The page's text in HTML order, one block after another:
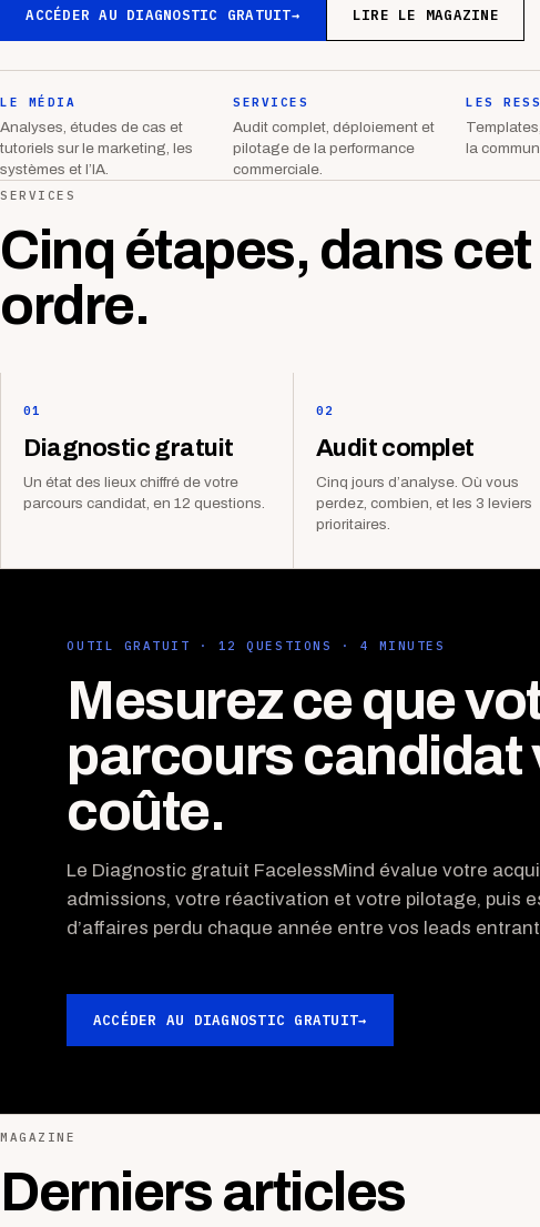
ACCÉDER AU DIAGNOSTIC GRATUIT→ LIRE LE MAGAZINE
LE MÉDIA
Analyses, études de cas et
tutoriels sur le marketing, les
systèmes et l’IA.
SERVICES
Audit complet, déploiement et
pilotage de la performance
commerciale.
LES
la
SERVICES
Cinq étapes, dans cet
ordre.
01
Diagnostic gratuit
Un état des lieux chiffré de votre
parcours candidat, en 12 questions.
02
Audit complet
Cinq jours d’analyse. Où vous
perdez, combien, et les 3 leviers
prioritaires.
OUTIL GRATUIT · 12 QUESTIONS · 4 MINUTES
Mesurez ce que
parcours candidat
coûte.
Le Diagnostic gratuit FacelessMind évalue votre
admissions, votre réactivation et votre pilotage, puis
d’affaires perdu chaque année entre vos leads
ACCÉDER AU DIAGNOSTIC GRATUIT→
MAGAZINE
Derniers articles